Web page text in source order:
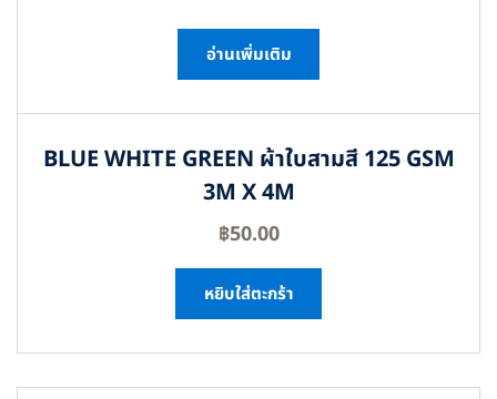
อ่านเพิ่มเติม
BLUE WHITE GREEN ผ้าใบสามสี 125 GSM
3M X 4M
฿50.00
หยิบใส่ตะกร้า